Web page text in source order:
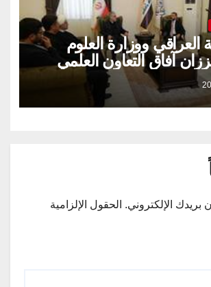
العراقي ووزارة العلوم
آفاق التعاون العلمي
بريدك الإلكتروني. الحقول الإلزامية